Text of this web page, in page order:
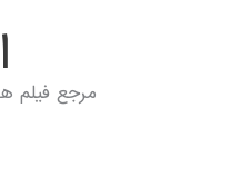
مرجع فیلم